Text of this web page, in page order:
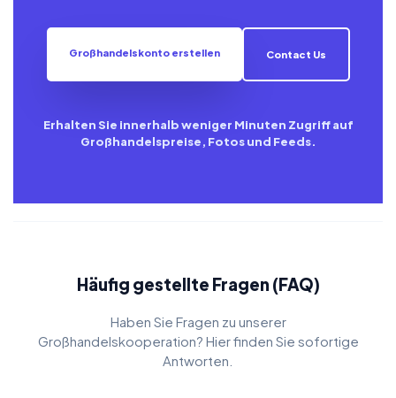
Großhandelskonto erstellen Contact Us
Erhalten Sie innerhalb weniger Minuten Zugriff auf
Großhandelspreise, Fotos und Feeds.
Häufig gestellte Fragen (FAQ)
Haben Sie Fragen zu unserer
Großhandelskooperation? Hier finden Sie sofortige
Antworten.